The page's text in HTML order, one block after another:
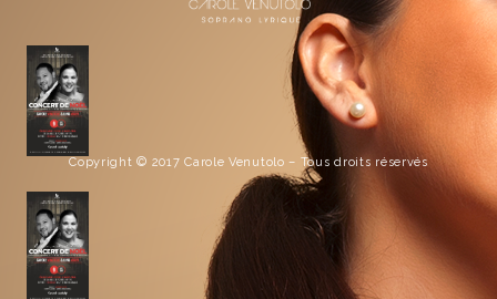
Copyright © 2017 Carole Venutolo – Tous droits réservés